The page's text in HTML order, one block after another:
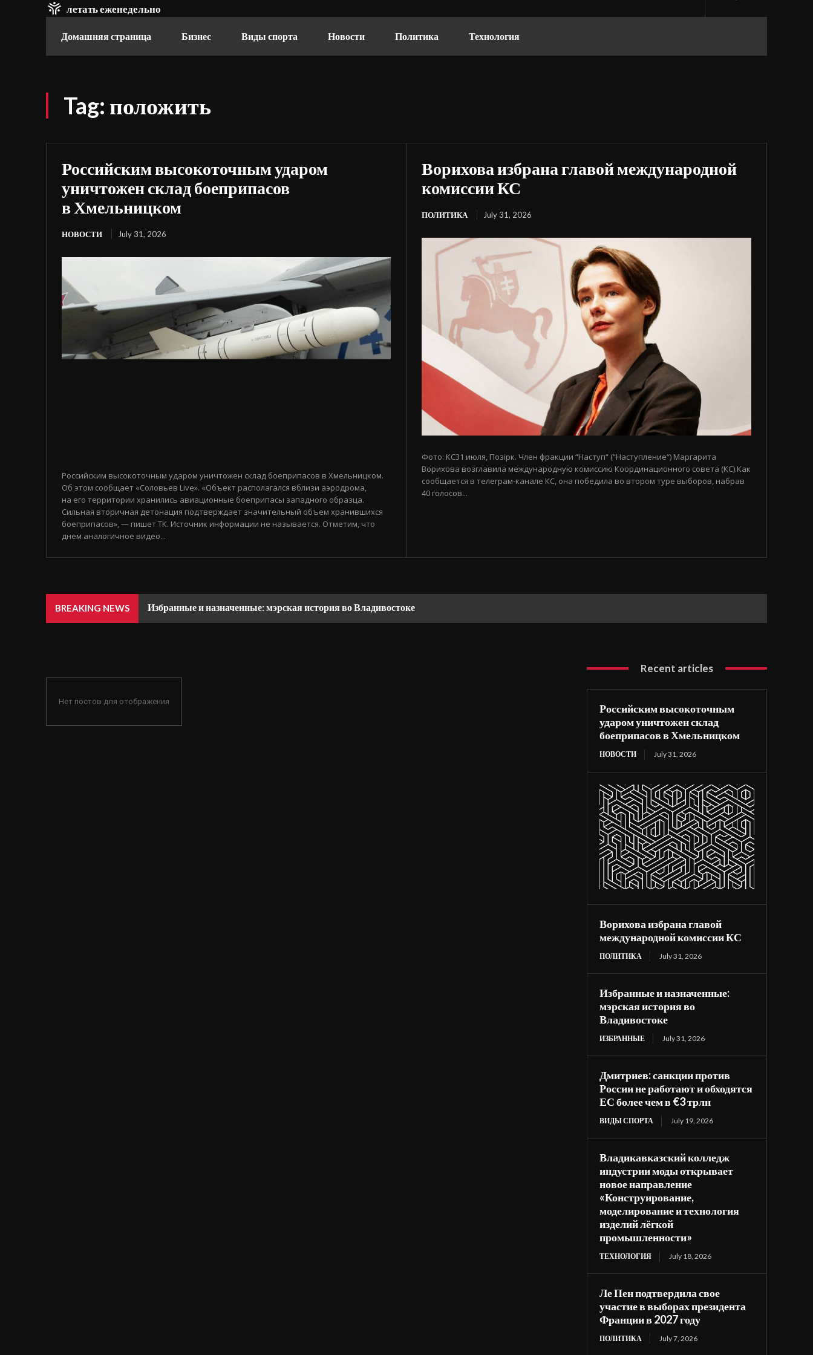
летать еженедельно
Домашняя страница Бизнес Виды спорта Новости Политика Технология
Tag: положить
Российским высокоточным ударом
уничтожен склад боеприпасов
в Хмельницком
НОВОСТИ July 31, 2026
Российским высокоточным ударом уничтожен склад боеприпасов в Хмельницком.
Об этом сообщает «Соловьев Live». «Объект располагался вблизи аэродрома,
на его территории хранились авиационные боеприпасы западного образца.
Сильная вторичная детонация подтверждает значительный объем хранившихся
боеприпасов», — пишет ТК. Источник информации не называется. Отметим, что
днем аналогичное видео...
Ворихова избрана главой международной
комиссии КС
ПОЛИТИКА July 31, 2026
Фото: КС31 июля, Позірк. Член фракции “Наступ“ (“Наступление“) Маргарита
Ворихова возглавила международную комиссию Координационного совета (КС).Как
сообщается в телеграм-канале КС, она победила во втором туре выборов, набрав
40 голосов...
BREAKING NEWS Избранные и назначенные: мэрская история во Владивостоке
Нет постов для отображения
Recent articles
Российским высокоточным
ударом уничтожен склад
боеприпасов в Хмельницком
НОВОСТИ July 31, 2026
Ворихова избрана главой
международной комиссии КС
ПОЛИТИКА July 31, 2026
Избранные и назначенные:
мэрская история во
Владивостоке
ИЗБРАННЫЕ July 31, 2026
Дмитриев: санкции против
России не работают и обходятся
ЕС более чем в €3 трлн
ВИДЫ СПОРТА July 19, 2026
Владикавказский колледж
индустрии моды открывает
новое направление
«Конструирование,
моделирование и технология
изделий лёгкой
промышленности»
ТЕХНОЛОГИЯ July 18, 2026
Ле Пен подтвердила свое
участие в выборах президента
Франции в 2027 году
ПОЛИТИКА July 7, 2026